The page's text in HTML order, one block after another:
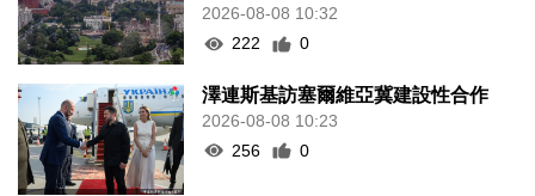
2026-08-08 10:32
222
0
澤連斯基訪塞爾維亞冀建設性合作
2026-08-08 10:23
256
0